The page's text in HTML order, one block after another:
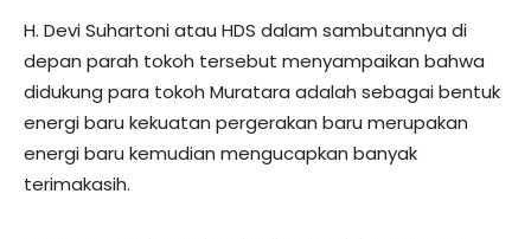
H. Devi Suhartoni atau HDS dalam sambutannya di
depan parah tokoh tersebut menyampaikan bahwa
didukung para tokoh Muratara adalah sebagai bentuk
energi baru kekuatan pergerakan baru merupakan
energi baru kemudian mengucapkan banyak
terimakasih.